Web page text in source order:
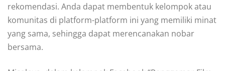
rekomendasi. Anda dapat membentuk kelompok atau
komunitas di platform-platform ini yang memiliki minat
yang sama, sehingga dapat merencanakan nobar
bersama.